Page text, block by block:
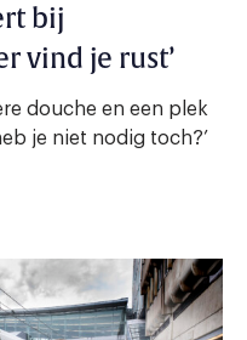
bij
vind je rust’
douche en een plek
je niet nodig toch?’